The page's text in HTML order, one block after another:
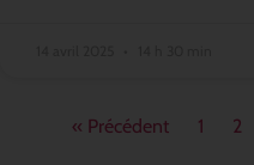
« Précédent 1 2